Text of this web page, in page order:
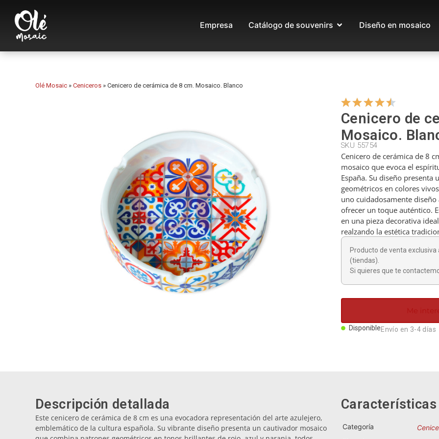
Empresa Catálogo de souvenirs Diseño en mosaico
Olé Mosaic » Ceniceros » Cenicero de cerámica de 8 cm. Mosaico. Blanco
Cenicero de
Mosaico.
SKU 55754
Cenicero de cerámica de 8
mosaico que evoca el
España. Su diseño presenta
geométricos en colores
uno cuidadosamente
ofrecer un toque auténtico.
en una pieza decorativa
realzando la estética
Producto de venta exclusiva
(tiendas).
Si quieres que te
Me
DisponibleEnvío en 3-4 días
Descripción detallada
Este cenicero de cerámica de 8 cm es una evocadora representación del arte azulejero,
emblemático de la cultura española. Su vibrante diseño presenta un cautivador mosaico
Características
Categoría